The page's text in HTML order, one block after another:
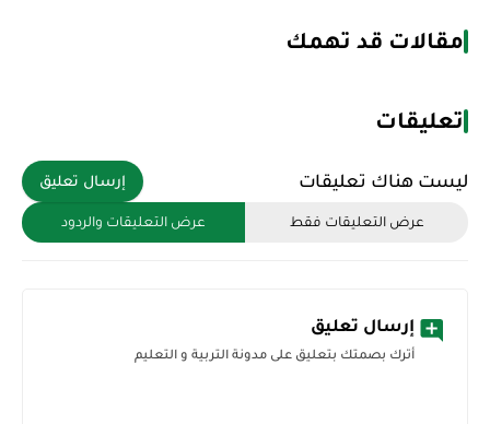
مقالات قد تهمك
تعليقات
ليست هناك تعليقات إرسال تعليق
عرض التعليقات فقط عرض التعليقات والردود
إرسال تعليق
أترك بصمتك بتعليق على مدونة التربية و التعليم